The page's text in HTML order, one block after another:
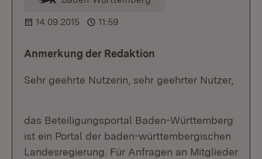
Kommentar vom Moderator
14.09.2015 11:59
Anmerkung der Redaktion
Sehr geehrte Nutzerin, sehr geehrter Nutzer,
das Beteiligungsportal Baden-Württemberg
ist ein Portal der baden-württembergischen
Landesregierung. Für Anfragen an Mitglieder